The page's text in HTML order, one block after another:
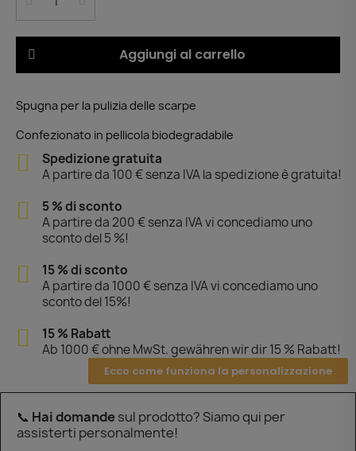
Aggiungi al carrello
Spugna per la pulizia delle scarpe
Confezionato in pellicola biodegradabile
Spedizione gratuita
A partire da 100 € senza IVA la spedizione è gratuita!
5 % di sconto
A partire da 200 € senza IVA vi concediamo uno
sconto del 5 %!
15 % di sconto
A partire da 1000 € senza IVA vi concediamo uno
sconto del 15%!
15 % Rabatt
Ab 1000 € ohne MwSt. gewähren wir dir 15 % Rabatt!
Ecco come funziona la personalizzazione
📞 Hai domandesul prodotto? Siamo qui per
assisterti personalmente!